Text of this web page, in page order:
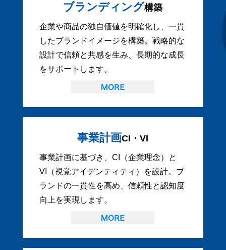
ブランディング構築
企業や商品の独自価値を明確化し、一貫
したブランドイメージを構築。戦略的な
設計で信頼と共感を生み、長期的な成長
をサポートします。
事業計画CI・VI
事業計画に基づき、CI（企業理念）と
VI（視覚アイデンティティ）を設計。ブ
ランドの一貫性を高め、信頼性と認知度
向上を実現します。